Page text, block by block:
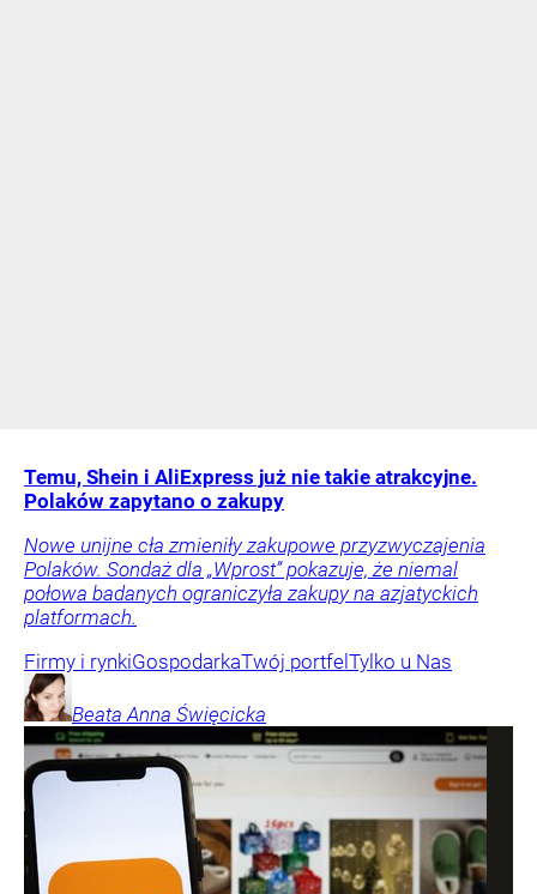
Temu, Shein i AliExpress już nie takie atrakcyjne.
Polaków zapytano o zakupy
Nowe unijne cła zmieniły zakupowe przyzwyczajenia
Polaków. Sondaż dla „Wprost” pokazuje, że niemal
połowa badanych ograniczyła zakupy na azjatyckich
platformach.
Firmy i rynkiGospodarkaTwój portfel Tylko u Nas
Beata Anna Święcicka